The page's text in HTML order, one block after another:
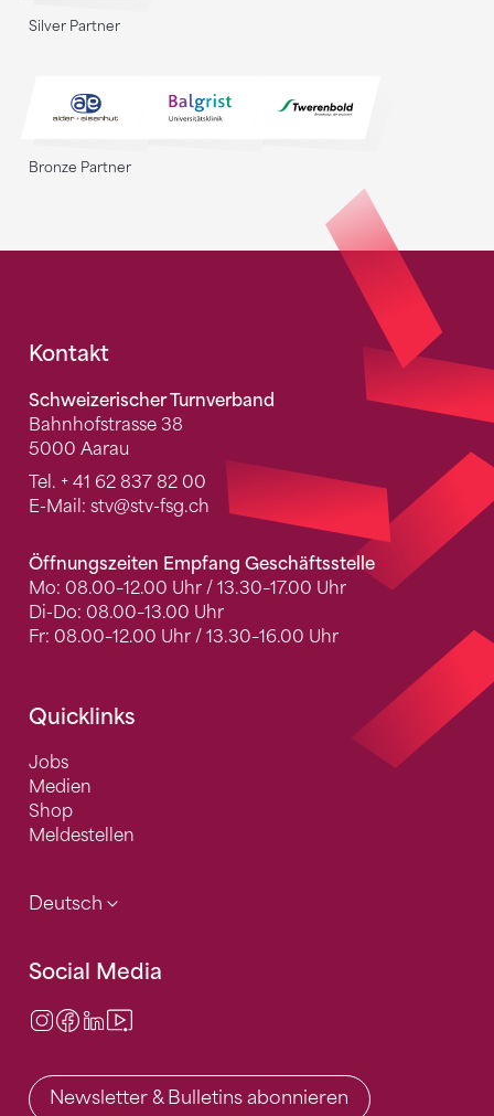
Silver Partner
Bronze Partner
Fusszeile
Kontakt
Schweizerischer Turnverband
Bahnhofstrasse 38
5000 Aarau
Tel. + 41 62 837 82 00
E-Mail: stv@stv-fsg.ch
Öffnungszeiten Empfang Geschäftsstelle
Mo: 08.00–12.00 Uhr / 13.30–17.00 Uhr
Di-Do: 08.00–13.00 Uhr
Fr: 08.00–12.00 Uhr / 13.30–16.00 Uhr
Quicklinks
Jobs
Medien
Shop
Meldestellen
Deutsch
Social Media
Instagram
Facebook
LinkedIn
Newsletter & Bulletins abonnieren